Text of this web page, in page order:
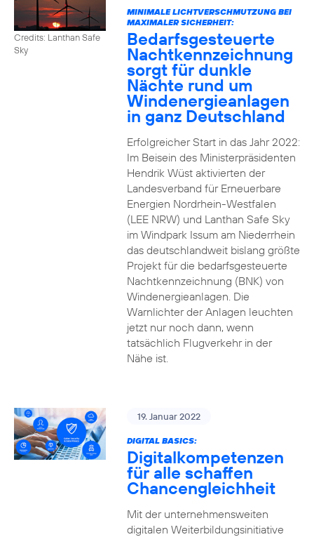
Credits: Lanthan Safe
Sky
MINIMALE LICHTVERSCHMUTZUNG BEI
MAXIMALER SICHERHEIT:
Bedarfsgesteuerte
Nachtkennzeichnung
sorgt für dunkle
Nächte rund um
Windenergieanlagen
in ganz Deutschland
Erfolgreicher Start in das Jahr 2022:
Im Beisein des Ministerpräsidenten
Hendrik Wüst aktivierten der
Landesverband für Erneuerbare
Energien Nordrhein-Westfalen
(LEE NRW) und Lanthan Safe Sky
im Windpark Issum am Niederrhein
das deutschlandweit bislang größte
Projekt für die bedarfsgesteuerte
Nachtkennzeichnung (BNK) von
Windenergieanlagen. Die
Warnlichter der Anlagen leuchten
jetzt nur noch dann, wenn
tatsächlich Flugverkehr in der
Nähe ist.
19. Januar 2022
DIGITAL BASICS:
Digitalkompetenzen
für alle schaffen
Chancengleichheit
Mit der unternehmensweiten
digitalen Weiterbildungsinitiative